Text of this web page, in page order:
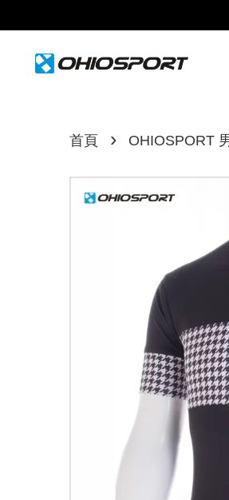
首頁 › OHIOSPORT